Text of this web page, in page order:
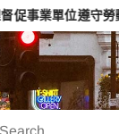
守勞動條件法令業